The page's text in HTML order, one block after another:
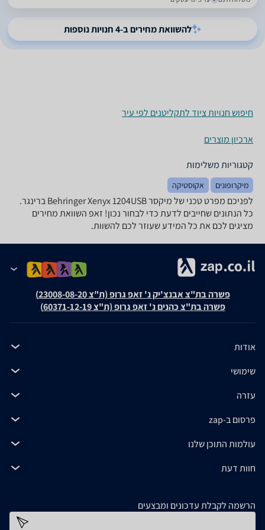
להשוואת מחירים ב-4 חנויות נוספות
חיפוש חנויות ציוד לתקליטנים לפי עיר
ארכיון מוצרים
קטגוריות משלימות
מיקרופונים אקוסטיקה
לפניכם מפרט טכני של ‏מיקסר Behringer Xenyx 1204USB ברינגר.
כל הנתונים שחייבים לדעת כדי לבחור נכון! זאפ השוואת מחירים
מציגים לכם את כל המידע שעוזר לכם להשוות.
פשרה בת"צ אבנצ'יק נ' זאפ גרופ (ת"צ 23008-08-20)
פשרה בת"צ כהנים נ' זאפ גרופ (ת"צ 60371-12-19)
אודות
שימושי
עזרה
פרסום ב-zap
עולמות התוכן שלנו
חוות דעת
הרשמה לקבלת עדכונים ומבצעים